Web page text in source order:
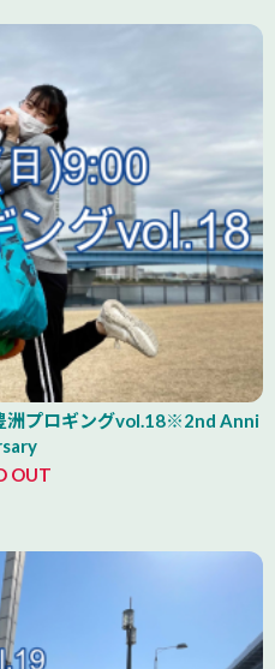
洲プロギングvol.18※2nd Anni
OUT